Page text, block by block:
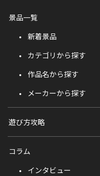
景品一覧
新着景品
カテゴリから探す
作品名から探す
メーカーから探す
遊び方攻略
コラム
インタビュー